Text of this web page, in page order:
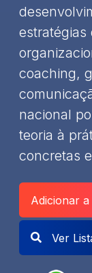
estratégias
coaching,
nacional
teoria à
concretas
Adicionar
Ver